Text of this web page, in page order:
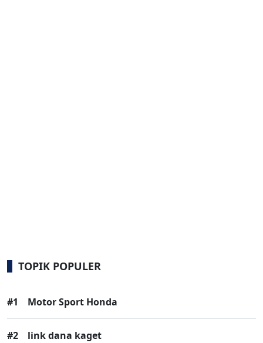
TOPIK POPULER
#1 Motor Sport Honda
#2 link dana kaget